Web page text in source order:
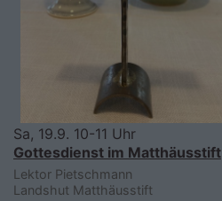
Sa, 19.9. 10-11 Uhr
Gottesdienst im Matthäusstift
Lektor Pietschmann
Landshut Matthäusstift